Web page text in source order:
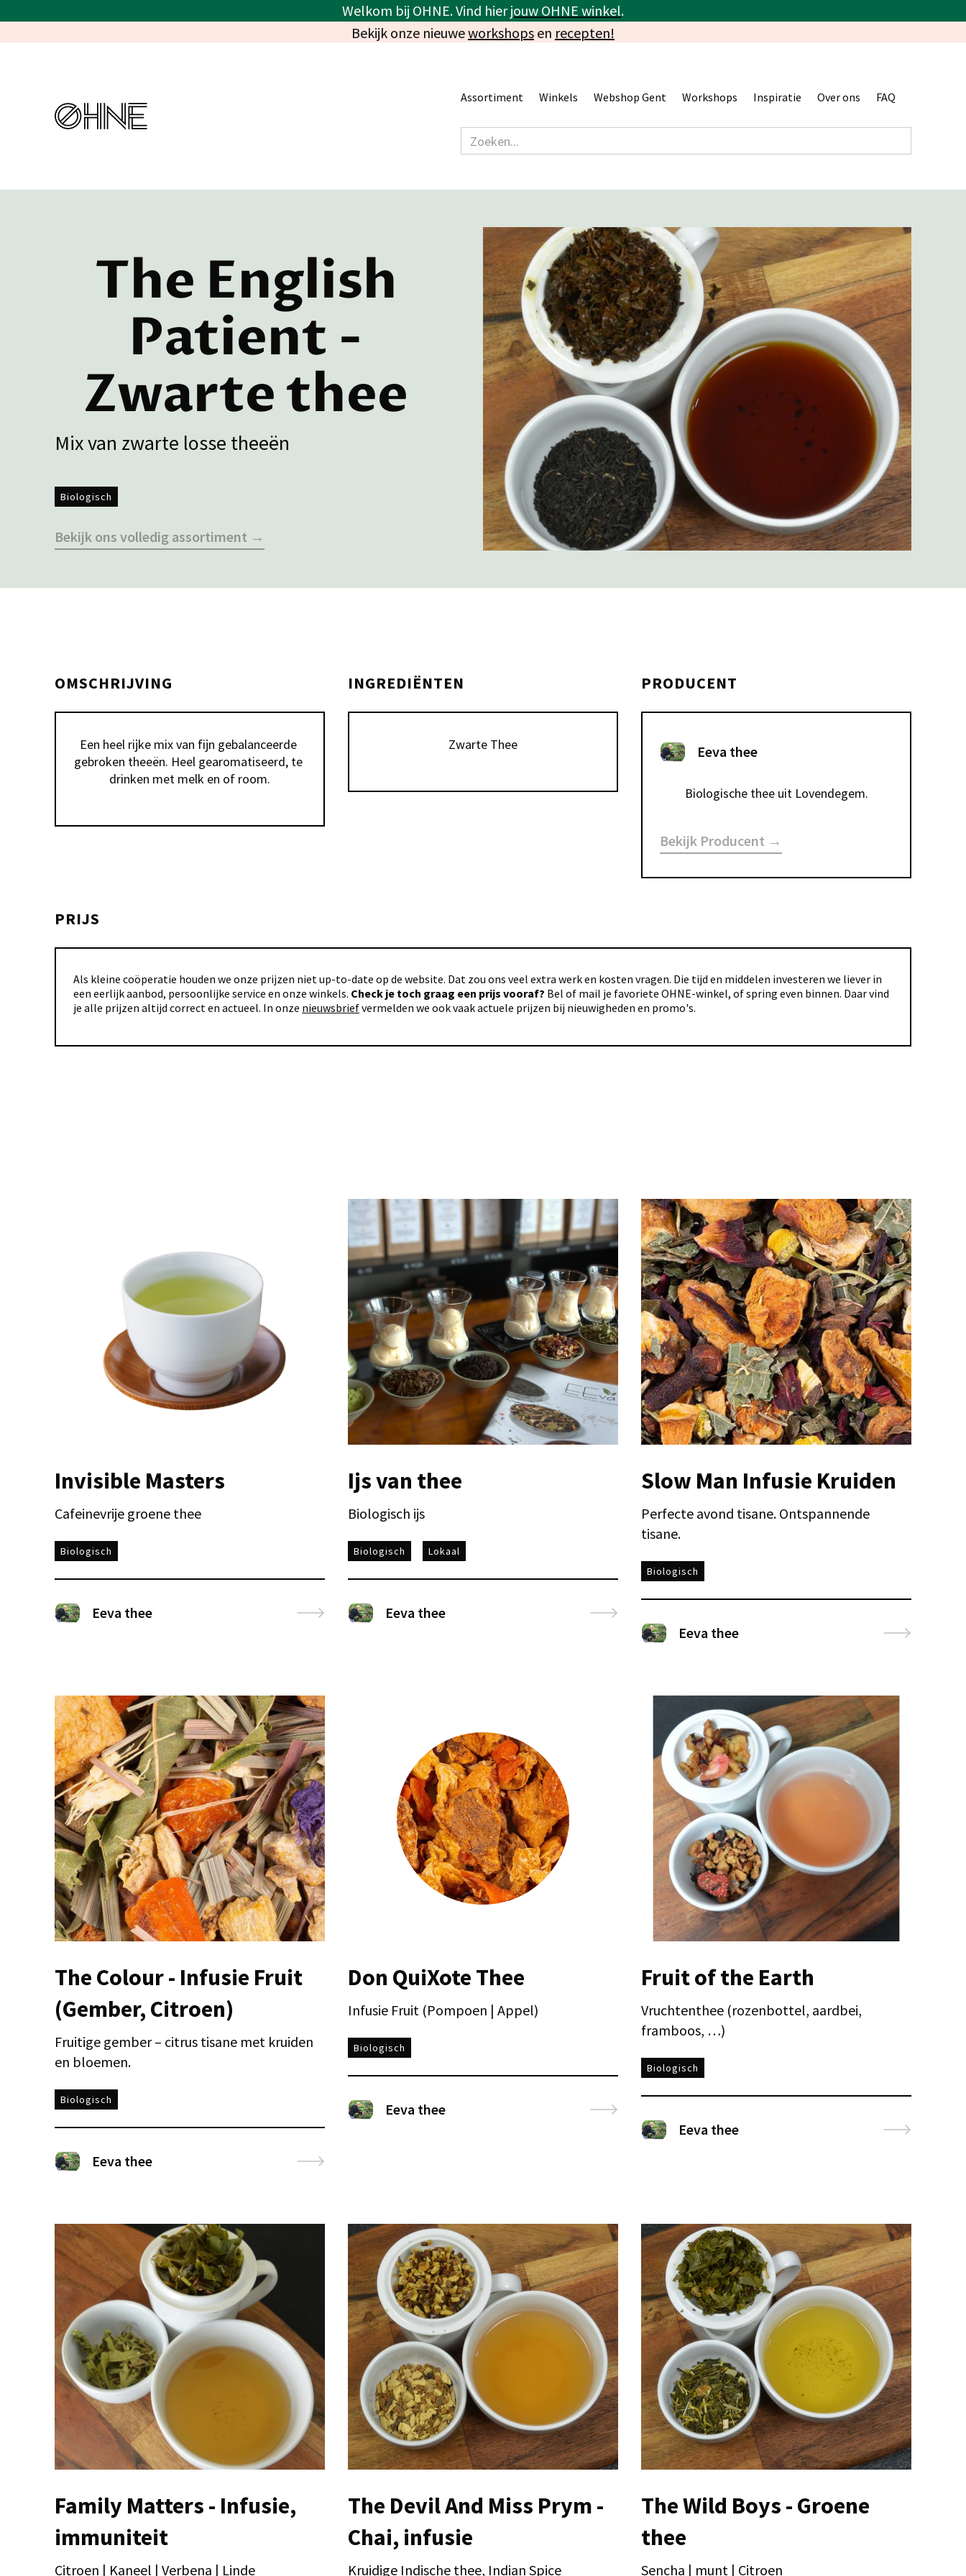
Welkom bij OHNE. Vind hierjouw OHNE winkel.
Bekijk onze nieuweworkshops en recepten!
Assortiment Winkels Webshop Gent Workshops Inspiratie Over ons FAQ
The English
Patient -
Zwarte thee
Mix van zwarte losse theeën
Biologisch
Bekijk ons volledig assortiment →
OMSCHRIJVING
Een heel rijke mix van fijn gebalanceerde
gebroken theeën. Heel gearomatiseerd, te
drinken met melk en of room.
INGREDIËNTEN
Zwarte Thee
PRODUCENT
Eeva thee
Biologische thee uit Lovendegem.
Bekijk Producent →
PRIJS
Als kleine coöperatie houden we onze prijzen niet up-to-date op de website. Dat zou ons veel extra werk en kosten vragen. Die tijd en middelen investeren we liever in
een eerlijk aanbod, persoonlijke service en onze winkels. Check je toch graag een prijs vooraf? Bel of mail je favoriete OHNE-winkel, of spring even binnen. Daar vind
je alle prijzen altijd correct en actueel. In onze nieuwsbriefvermelden we ook vaak actuele prijzen bij nieuwigheden en promo's.
Invisible Masters
Cafeinevrije groene thee
Biologisch
Eeva thee
Ijs van thee
Biologisch ijs
Biologisch Lokaal
Eeva thee
Slow Man Infusie Kruiden
Perfecte avond tisane. Ontspannende
tisane.
Biologisch
Eeva thee
The Colour - Infusie Fruit
(Gember, Citroen)
Fruitige gember – citrus tisane met kruiden
en bloemen.
Biologisch
Eeva thee
Don QuiXote Thee
Infusie Fruit (Pompoen | Appel)
Biologisch
Eeva thee
Fruit of the Earth
Vruchtenthee (rozenbottel, aardbei,
framboos, …)
Biologisch
Eeva thee
Family Matters - Infusie,
immuniteit
Citroen | Kaneel | Verbena | Linde
The Devil And Miss Prym -
Chai, infusie
Kruidige Indische thee, Indian Spice
The Wild Boys - Groene
thee
Sencha | munt | Citroen